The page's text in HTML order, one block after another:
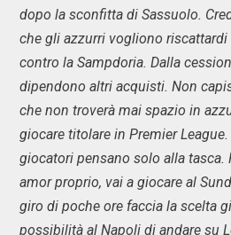
dopo la sconfitta di Sassuolo.
che gli azzurri vogliono
contro la Sampdoria. Dalla
dipendono altri acquisti. Non
che non troverà mai spazio in
giocare titolare in Premier
giocatori pensano solo alla tasca.
amor proprio, vai a giocare al
giro di poche ore faccia la scelta
possibilità al Napoli di andare su